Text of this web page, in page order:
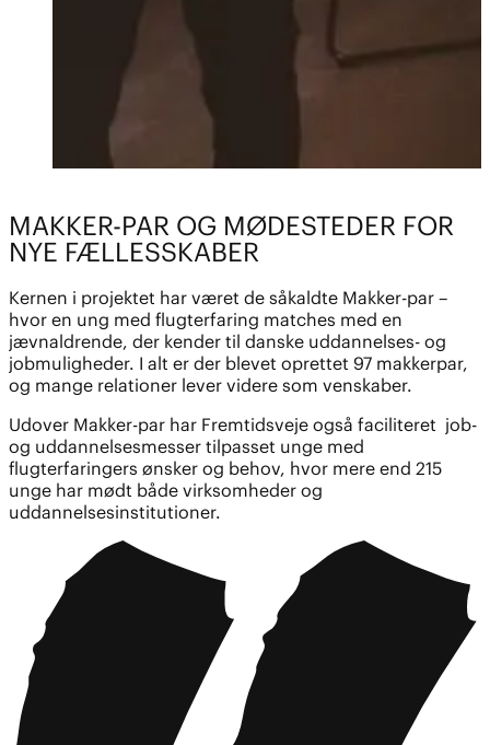
MAKKER-PAR OG MØDESTEDER FOR
NYE FÆLLESSKABER
Kernen i projektet har været de såkaldte Makker-par –
hvor en ung med flugterfaring matches med en
jævnaldrende, der kender til danske uddannelses- og
jobmuligheder. I alt er der blevet oprettet 97 makkerpar,
og mange relationer lever videre som venskaber.
Udover Makker-par har Fremtidsveje også faciliteret job-
og uddannelsesmesser tilpasset unge med
flugterfaringers ønsker og behov, hvor mere end 215
unge har mødt både virksomheder og
uddannelsesinstitutioner.